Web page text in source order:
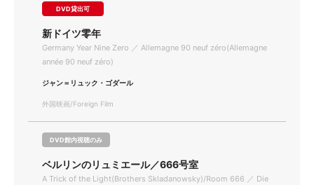
DVD貸出可
新ドイツ零年
Germany Year Nine Zero ／ Allemagne 90 neuf zéro(Allemagne
année 90 neuf zéro)
ジャン＝リュック・ゴダール
外国映画/Foreign Film
DVD館内視聴のみ
ベルリンのリュミエール／666号室
A Trick of the Light(Brothers Skladanowsky)/Room 666 ／ Die